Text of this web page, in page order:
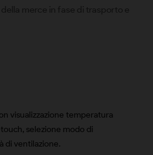
visualizzazione temperatura
selezione modo di
di ventilazione.